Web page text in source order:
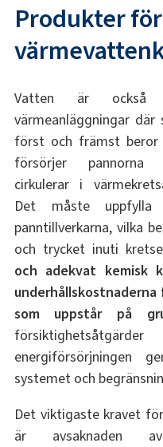
Produkter för
Vatten är också
värmeanläggningar där
först och främst beror
försörjer pannorna
cirkulerar i
Det måste
panntillverkarna, vilka
och trycket inuti
och adekvat kemisk
som uppstår på
energiförsörjningen
systemet och
Det viktigaste kravet
är avsaknaden